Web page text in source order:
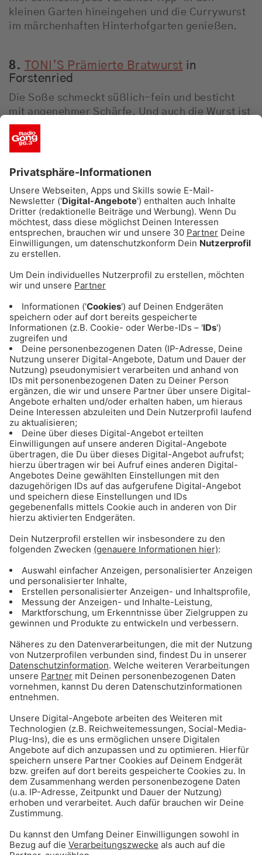
kleinen Garten hineingehen und die Currywurst
im märchenhaften Hinterhofgarten genießen.
8. TONI’S Prämierte Bratwurst in
Forstenried
Die Soße schmeckt süßlich-fein und besticht
mit angenehmer Schärfe. Und auch die Wurst ist
stets von exzellenter Qualität.
9. Best Worscht in Town
ohne künstliche Geschmacksverstärker. Dazu
gibts handausgehobenem Bauernbrot.
10.Curry 85
Neben der roten und weißen Wurst vom Schwein
gibts hier auch weiße Kalbs-Currywurst, Rote
Auswahl.
19.05.2023
Das könnte euch auch
interessieren:
Gong 96.3 – Münchens Beste
Gong 96.3 – Münchens beste Pommes